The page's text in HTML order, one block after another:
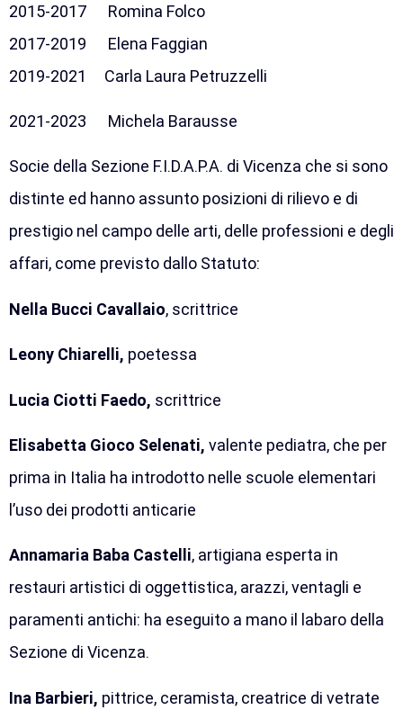
2015-2017 Romina Folco
2017-2019 Elena Faggian
2019-2021 Carla Laura Petruzzelli
2021-2023 Michela Barausse
Socie della Sezione F.I.D.A.P.A. di Vicenza che si sono
distinte ed hanno assunto posizioni di rilievo e di
prestigio nel campo delle arti, delle professioni e degli
affari, come previsto dallo Statuto:
Nella Bucci Cavallaio, scrittrice
Leony Chiarelli, poetessa
Lucia Ciotti Faedo, scrittrice
Elisabetta Gioco Selenati, valente pediatra, che per
prima in Italia ha introdotto nelle scuole elementari
l’uso dei prodotti anticarie
Annamaria Baba Castelli, artigiana esperta in
restauri artistici di oggettistica, arazzi, ventagli e
paramenti antichi: ha eseguito a mano il labaro della
Sezione di Vicenza.
Ina Barbieri, pittrice, ceramista, creatrice di vetrate